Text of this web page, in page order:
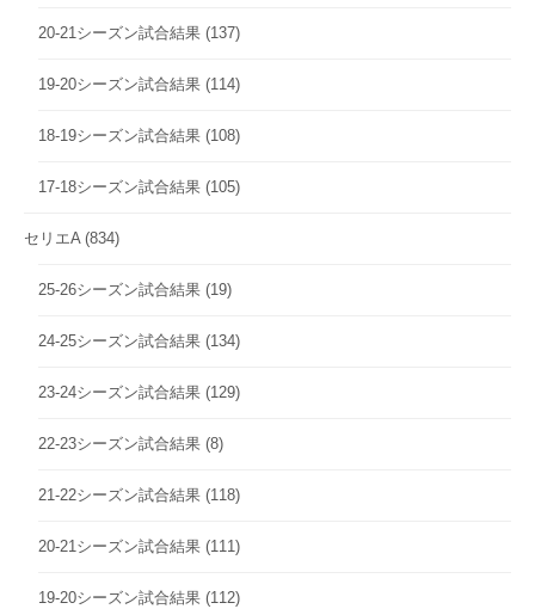
20-21シーズン試合結果 (137)
19-20シーズン試合結果 (114)
18-19シーズン試合結果 (108)
17-18シーズン試合結果 (105)
セリエA(834)
25-26シーズン試合結果 (19)
24-25シーズン試合結果 (134)
23-24シーズン試合結果 (129)
22-23シーズン試合結果 (8)
21-22シーズン試合結果 (118)
20-21シーズン試合結果 (111)
19-20シーズン試合結果 (112)